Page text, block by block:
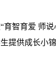
育智育爱 师
提供成长小